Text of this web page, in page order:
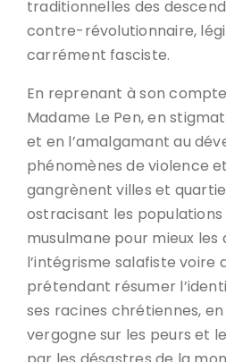
traditionnelles des
contre-révolutionnaire,
carrément fasciste.
En reprenant à son
Madame Le Pen, en
et en l’amalgamant au
phénomènes de violence
gangrènent villes et
ostracisant les
musulmane pour mieux les
l’intégrisme salafiste voire
prétendant résumer
ses racines chrétiennes,
vergogne sur les peurs et